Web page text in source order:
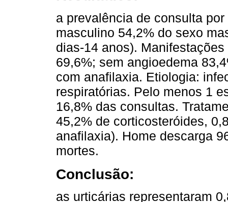
a prevalência de consulta
masculino 54,2% do sexo
dias-14 anos).
69,6%; sem angioedema
com anafilaxia. Etiologia:
respiratórias. Pelo menos 1
16,8% das consultas.
45,2% de corticosteróides,
anafilaxia). Home descarga
mortes.
Conclusão:
as urticárias representaram